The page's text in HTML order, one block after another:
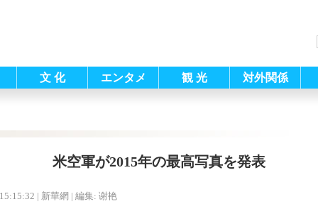
文 化 エンタメ 観 光 対外関係
米空軍が2015年の最高写真を発表
| 新華網 | 編集: 谢艳